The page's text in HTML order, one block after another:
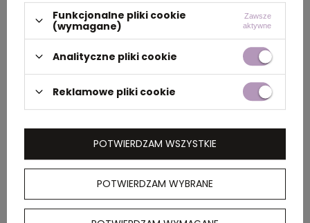
dla spójnego, współczesnego wyglądu.
Zaprojektowany dla aktywnych stylów życia,
Cosmos Vanilla S oferuje odporność na wodę
10 ATM, idealna do pływania i snorkelingu.
Lekka konstrukcja zaledwie 35g zapewnia
wygodę noszenia przez cały dzień bez
kompromisów. Zegarek napędzany jest
Miyota GL24, zapewniającym precyzyjny i
niezawodny pomiar czasu. Tarcza ma
eleganckie indeksy numeryczne z subtelnym
niebieskim akcentem, tworząc wyrafinowaną
estetykę odpowiednią zarówno do sytuacji
casual, jak i półformalnych. Pasek silikonowy
Funkcjonalne pliki cookie
(wymagane)
Zawsze
aktywne
Analityczne pliki cookie
Reklamowe pliki cookie
POTWIERDZAM WYBRANE
POTWIERDZAM WSZYSTKIE